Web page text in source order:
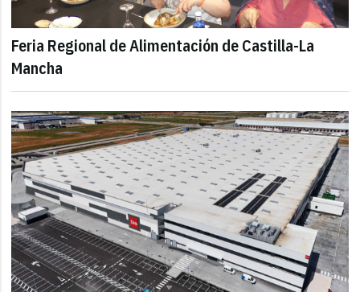
Feria Regional de Alimentación de Castilla-La
Mancha